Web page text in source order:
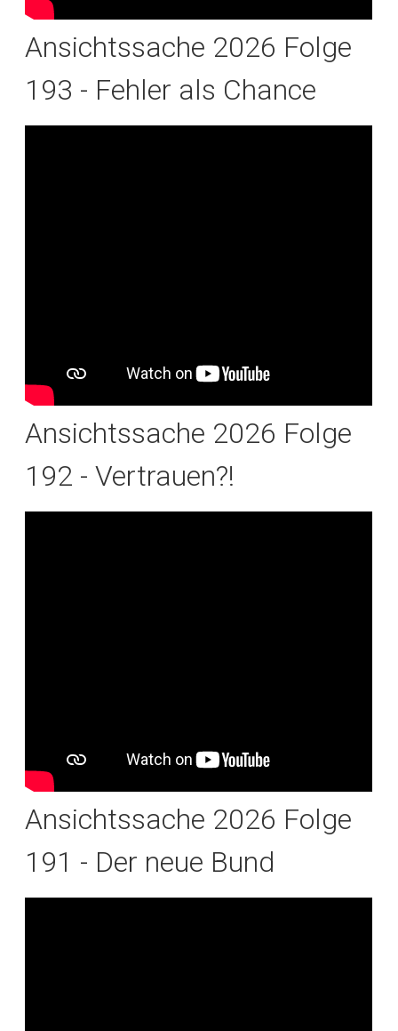
Ansichtssache 2026 Folge
193 - Fehler als Chance
Ansichtssache 2026 Folge
192 - Vertrauen?!
Ansichtssache 2026 Folge
191 - Der neue Bund